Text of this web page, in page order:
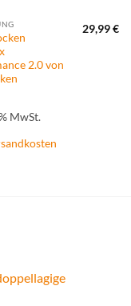
2.0 von
29,99€
MwSt.